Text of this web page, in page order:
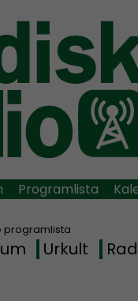
Programlista
programlista
Urkult